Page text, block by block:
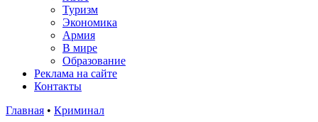
Туризм
Экономика
Армия
В мире
Образование
Реклама на сайте
Контакты
Главная • Криминал